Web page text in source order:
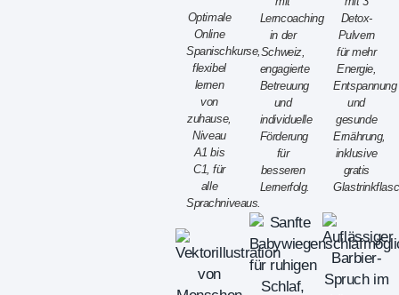
Optimale
Online
Spanischkurse,
flexibel
lernen
von
zuhause,
Niveau
A1 bis
C1, für
alle
Sprachniveaus.
Lerncoaching
in der
Schweiz,
engagierte
Betreuung
und
individuelle
Förderung
für
besseren
Lernerfolg.
Detox-
Pulvern
für mehr
Energie,
Entspannung
und
gesunde
Ernährung,
inklusive
gratis